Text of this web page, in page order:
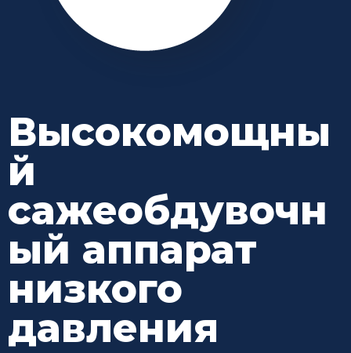
Высокомощны
й
сажеобдувочн
ый аппарат
низкого
давления